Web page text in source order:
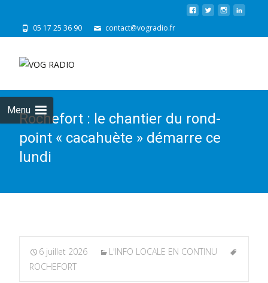
05 17 25 36 90 contact@vogradio.fr
Menu
Rochefort : le chantier du rond-
point « cacahuète » démarre ce
lundi
6 juillet 2026
L'INFO LOCALE EN CONTINU
ROCHEFORT